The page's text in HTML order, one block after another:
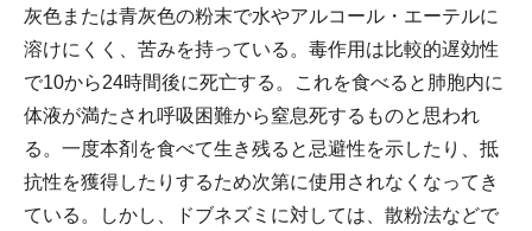
灰色または青灰色の粉末で水やアルコール・エーテルに
溶けにくく、苦みを持っている。毒作用は比較的遅効性
で10から24時間後に死亡する。これを食べると肺胞内に
体液が満たされ呼吸困難から窒息死するものと思われ
る。一度本剤を食べて生き残ると忌避性を示したり、抵
抗性を獲得したりするため次第に使用されなくなってき
ている。しかし、ドブネズミに対しては、散粉法などで